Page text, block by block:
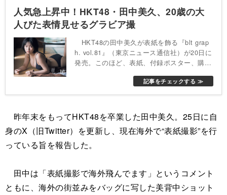
人気急上昇中！HKT48・田中美久、20歳の大
人びた表情見せるグラビア撮
HKT48の田中美久が表紙を飾る『blt grap
h. vol.81』（東京ニュース通信社）が20日に
発売。このほど、表紙、付録ポスター、購入
記事をチェックする ≫
昨年末をもってHKT48を卒業した田中美久。25日に自
身のX（旧Twitter）を更新し、現在海外で“表紙撮影”を行
っている旨を報告した。
田中は「表紙撮影で海外飛んでます」というコメント
ともに、海外の街並みをバッグに写した美背中ショット